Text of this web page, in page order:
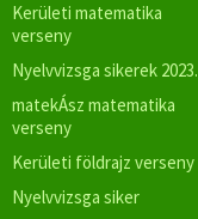
Kerületi matematika
verseny
Nyelvvizsga sikerek 2023.
matekÁsz matematika
verseny
Kerületi földrajz verseny
Nyelvvizsga siker